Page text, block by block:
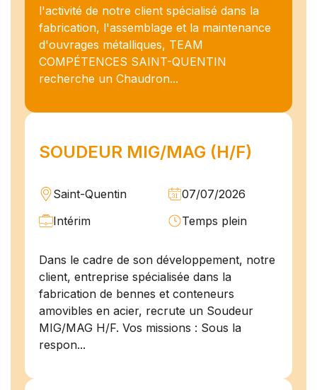
l'activité de notre client spécialisé dans la
fabrication, l'assemblage et la maintenance
d'ouvrages métalliques, TEAM
COMPÉTENCES SAINT-QUENTIN
recherche un Chaudron...
SOUDEUR MIG/MAG (H/F)
Saint-Quentin
07/07/2026
Intérim
Temps plein
Dans le cadre de son développement, notre
client, entreprise spécialisée dans la
fabrication de bennes et conteneurs
amovibles en acier, recrute un Soudeur
MIG/MAG H/F. Vos missions : Sous la
respon...